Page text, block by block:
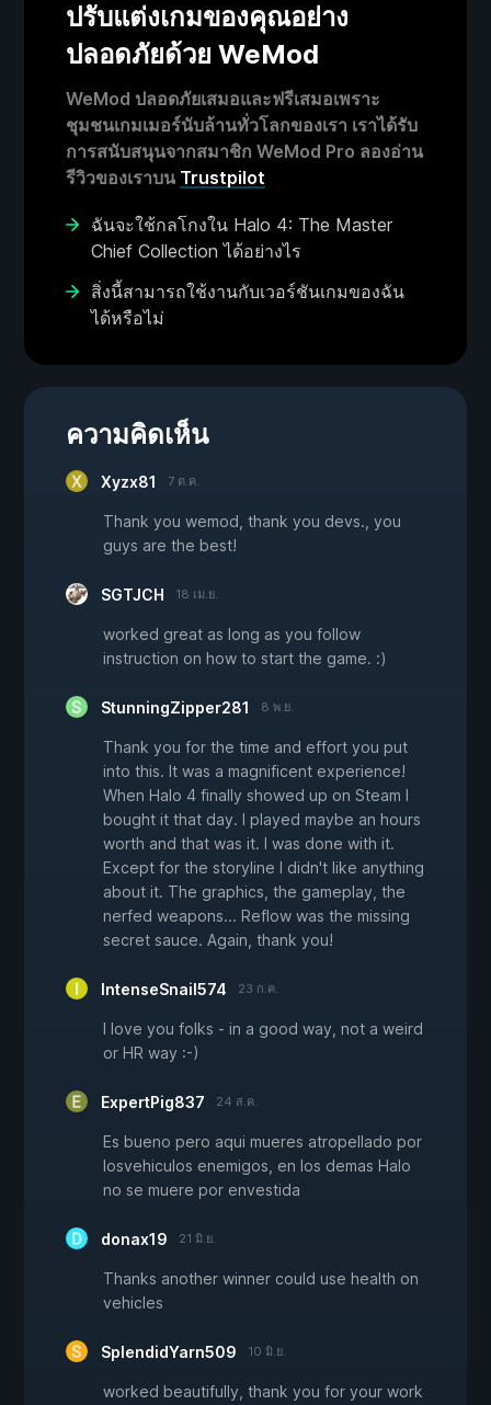
ปรับแต่งเกมของคุณอย่าง
ปลอดภัยด้วย WeMod
WeMod ปลอดภัยเสมอและฟรีเสมอเพราะ
ชุมชนเกมเมอร์นับล้านทั่วโลกของเรา เราได้รับ
การสนับสนุนจากสมาชิก WeMod Pro ลองอ่าน
รีวิวของเราบน Trustpilot
ฉันจะใช้กลโกงใน Halo 4: The Master
Chief Collection ได้อย่างไร
สิ่งนี้สามารถใช้งานกับเวอร์ชันเกมของฉัน
ได้หรือไม่
ความคิดเห็น
Xyzx81 7 ต.ค.
Thank you wemod, thank you devs., you
guys are the best!
SGTJCH 18 เม.ย.
worked great as long as you follow
instruction on how to start the game. :)
StunningZipper281 8 พ.ย.
Thank you for the time and effort you put
into this. It was a magnificent experience!
When Halo 4 finally showed up on Steam I
bought it that day. I played maybe an hours
worth and that was it. I was done with it.
Except for the storyline I didn't like anything
about it. The graphics, the gameplay, the
nerfed weapons... Reflow was the missing
secret sauce. Again, thank you!
IntenseSnail574 23 ก.ค.
I love you folks - in a good way, not a weird
or HR way :-)
ExpertPig837 24 ส.ค.
Es bueno pero aqui mueres atropellado por
losvehiculos enemigos, en los demas Halo
no se muere por envestida
donax19 21 มิ.ย.
Thanks another winner could use health on
vehicles
SplendidYarn509 10 มิ.ย.
worked beautifully, thank you for your work